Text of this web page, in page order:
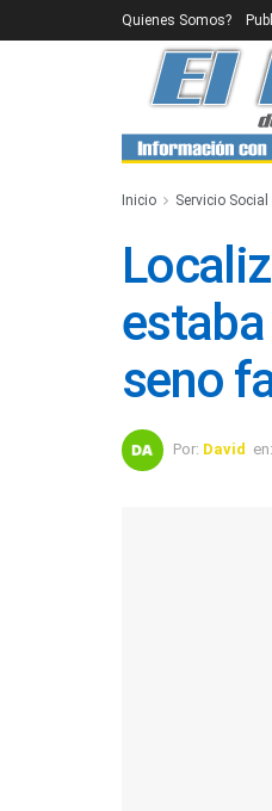
Quienes Somos?
Inicio Servicio Social
seno
Por: David en: